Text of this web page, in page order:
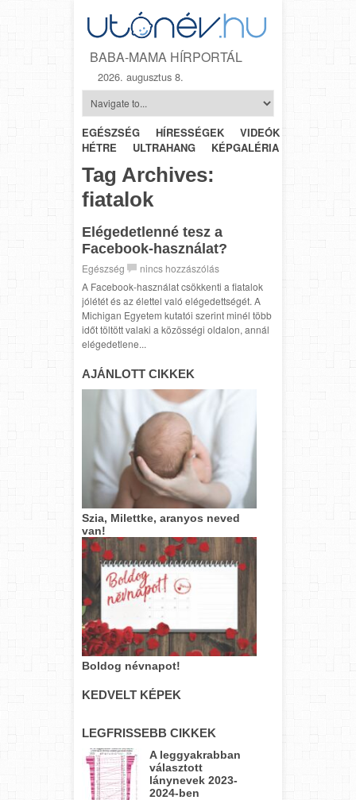
BABA-MAMA HÍRPORTÁL
2026. augusztus 8.
EGÉSZSÉG HÍRESSÉGEK VIDEÓK
HÉTRŐL-
HÉTRE
ULTRAHANG KÉPGALÉRIA
Tag Archives:
fiatalok
Elégedetlenné tesz a
Facebook-használat?
Egészség
nincs hozzászólás
A Facebook-használat csökkenti a fiatalok
jólétét és az élettel való elégedettségét. A
Michigan Egyetem kutatói szerint minél több
időt töltött valaki a közösségi oldalon, annál
elégedetlene...
AJÁNLOTT CIKKEK
Szia, Milettke, aranyos neved
van!
Boldog névnapot!
KEDVELT KÉPEK
LEGFRISSEBB CIKKEK
A leggyakrabban
választott
lánynevek 2023-
2024-ben